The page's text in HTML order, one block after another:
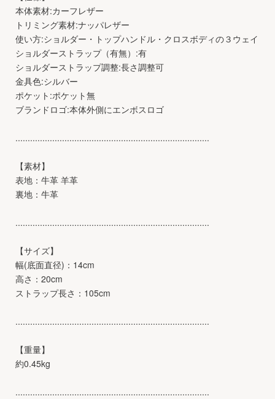
本体素材:カーフレザー
トリミング素材:ナッパレザー
使い方:ショルダー・トップハンドル・クロスボディの３ウェイ
ショルダーストラップ（有無）:有
ショルダーストラップ調整:長さ調整可
金具色:シルバー
ポケット:ポケット無
ブランドロゴ:本体外側にエンボスロゴ
...............................................................................
【素材】
表地：牛革 羊革
裏地：牛革
...............................................................................
【サイズ】
幅(底面直径)：14cm
高さ：20cm
ストラップ長さ：105cm
...............................................................................
【重量】
約0.45kg
...............................................................................